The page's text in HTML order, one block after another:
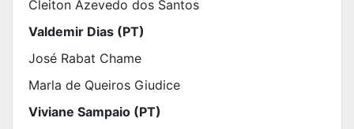
Cleiton Azevedo dos Santos
Valdemir Dias (PT)
José Rabat Chame
Marla de Queiros Giudice
Viviane Sampaio (PT)